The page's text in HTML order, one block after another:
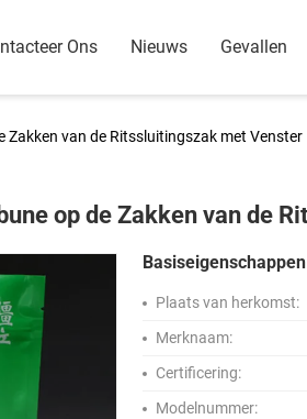
Ons Nieuws Gevallen
Zakken van de Ritssluitingszak met Venster
op de Zakken van de
Basiseigenschappen
Plaats van herkomst:
Merknaam:
Certificering:
Modelnummer: